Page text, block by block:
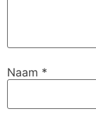
Naam *